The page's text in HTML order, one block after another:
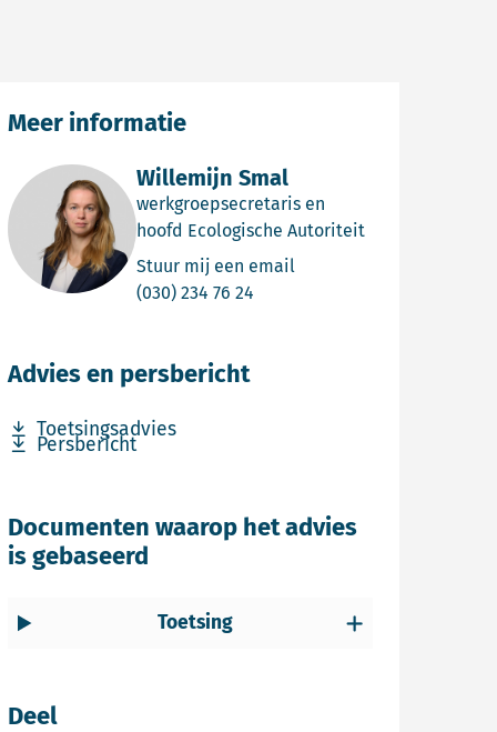
Willemijn Smal
werkgroepsecretaris en
hoofd Ecologische Autoriteit
Stuur mij een email
(030) 234 76 24
Meer informatie
Advies en persbericht
Toetsingsadvies
Download bestand Toetsingsadvies
Persbericht
Download bestand Persbericht
Documenten waarop het advies
is gebaseerd
Toetsing
Deel